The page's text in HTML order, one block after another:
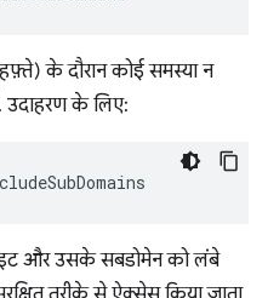
के दौरान कोई समस्या न
उदाहरण के लिए:
और उसके सबडोमेन को लंबे